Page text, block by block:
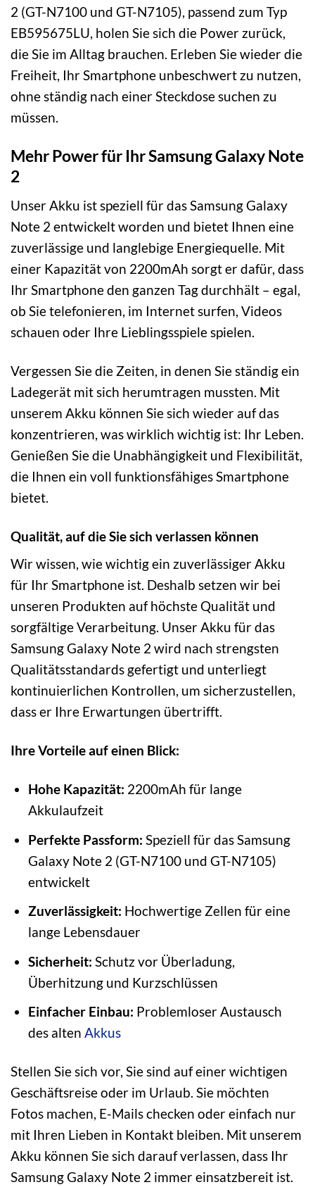
2 (GT-N7100 und GT-N7105), passend zum Typ
EB595675LU, holen Sie sich die Power zurück,
die Sie im Alltag brauchen. Erleben Sie wieder die
Freiheit, Ihr Smartphone unbeschwert zu nutzen,
ohne ständig nach einer Steckdose suchen zu
müssen.
Mehr Power für Ihr Samsung Galaxy Note
2
Unser Akku ist speziell für das Samsung Galaxy
Note 2 entwickelt worden und bietet Ihnen eine
zuverlässige und langlebige Energiequelle. Mit
einer Kapazität von 2200mAh sorgt er dafür, dass
Ihr Smartphone den ganzen Tag durchhält – egal,
ob Sie telefonieren, im Internet surfen, Videos
schauen oder Ihre Lieblingsspiele spielen.
Vergessen Sie die Zeiten, in denen Sie ständig ein
Ladegerät mit sich herumtragen mussten. Mit
unserem Akku können Sie sich wieder auf das
konzentrieren, was wirklich wichtig ist: Ihr Leben.
Genießen Sie die Unabhängigkeit und Flexibilität,
die Ihnen ein voll funktionsfähiges Smartphone
bietet.
Qualität, auf die Sie sich verlassen können
Wir wissen, wie wichtig ein zuverlässiger Akku
für Ihr Smartphone ist. Deshalb setzen wir bei
unseren Produkten auf höchste Qualität und
sorgfältige Verarbeitung. Unser Akku für das
Samsung Galaxy Note 2 wird nach strengsten
Qualitätsstandards gefertigt und unterliegt
kontinuierlichen Kontrollen, um sicherzustellen,
dass er Ihre Erwartungen übertrifft.
Ihre Vorteile auf einen Blick:
Hohe Kapazität: 2200mAh für lange
Akkulaufzeit
Perfekte Passform: Speziell für das Samsung
Galaxy Note 2 (GT-N7100 und GT-N7105)
entwickelt
Zuverlässigkeit: Hochwertige Zellen für eine
lange Lebensdauer
Sicherheit: Schutz vor Überladung,
Überhitzung und Kurzschlüssen
Einfacher Einbau: Problemloser Austausch
des alten Akkus
Stellen Sie sich vor, Sie sind auf einer wichtigen
Geschäftsreise oder im Urlaub. Sie möchten
Fotos machen, E-Mails checken oder einfach nur
mit Ihren Lieben in Kontakt bleiben. Mit unserem
Akku können Sie sich darauf verlassen, dass Ihr
Samsung Galaxy Note 2 immer einsatzbereit ist.